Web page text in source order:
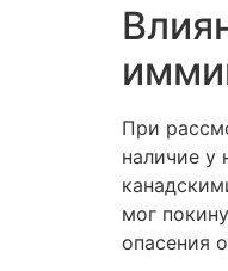
При
наличие у
мог
опасения